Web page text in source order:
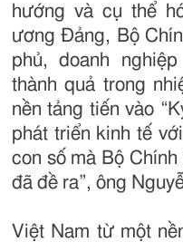
hướng và cụ thể
ương Đảng, Bộ
phủ, doanh
thành quả trong
nền tảng tiến vào
phát triển kinh tế
con số mà Bộ
đã đề ra”, ông
Việt Nam từ một